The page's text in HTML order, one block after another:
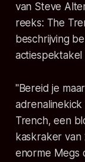
van Steve
reeks: The
beschrijving
actiespektakel
"Bereid je
Trench, een
kaskraker
enorme Megs